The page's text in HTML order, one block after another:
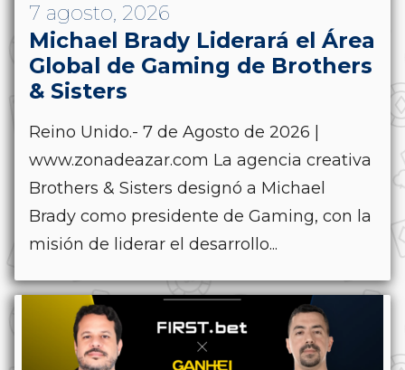
7 agosto, 2026
Michael Brady Liderará el Área
Global de Gaming de Brothers
& Sisters
Reino Unido.- 7 de Agosto de 2026 |
www.zonadeazar.com La agencia creativa
Brothers & Sisters designó a Michael
Brady como presidente de Gaming, con la
misión de liderar el desarrollo...